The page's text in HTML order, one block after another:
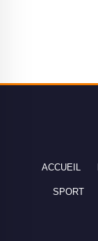
ACCUEIL
SPORT